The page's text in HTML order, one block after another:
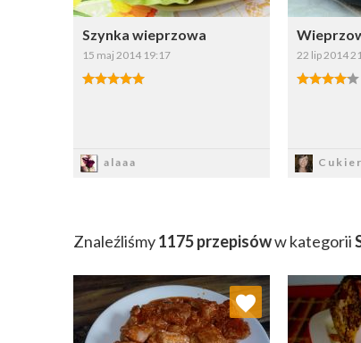
Szynka wieprzowa
15 maj 2014 19:17
alaaa
22 lip 2014
Znaleźliśmy1175 przepisóww kategorii
Dodaj do ulubionych
Wybierz listę: